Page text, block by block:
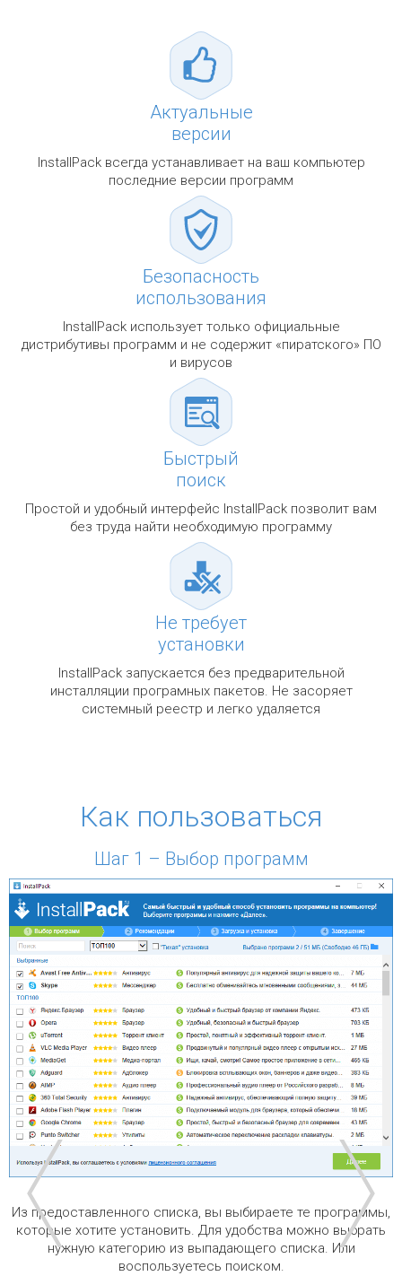
Актуальные
версии
InstallPack всегда устанавливает на ваш компьютер
последние версии программ
Безопасность
использования
InstallPack использует только официальные
дистрибутивы программ и не содержит «пиратского» ПО
и вирусов
Быстрый
поиск
Простой и удобный интерфейс InstallPack позволит вам
без труда найти необходимую программу
Не требует
установки
InstallPack запускается без предварительной
инсталляции програмных пакетов. Не засоряет
системный реестр и легко удаляется
Как пользоваться
Шаг 1 – Выбор программ
Из предоставленного списка, вы выбираете те программы,
которые хотите установить. Для удобства можно выбрать
нужную категорию из выпадающего списка. Или
воспользуетесь поиском.